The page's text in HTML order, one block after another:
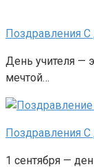
Поздравления С
День учителя —
мечтой…
Поздравления С
1 сентября —